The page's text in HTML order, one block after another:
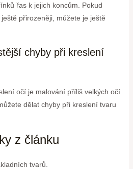
řas k jejich koncům. Pokud
přirozeněji, můžete je ještě
chyby při kreslení
očí je malování příliš velkých očí
dělat chyby při kreslení tvaru
z článku
tvarů.